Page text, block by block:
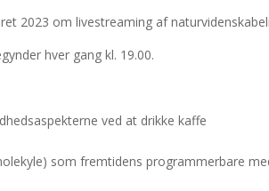
2023 om livestreaming af
hver gang kl. 19.00.
ved at drikke kaffe
som fremtidens programmerbare